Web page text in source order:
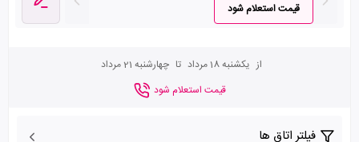
قیمت استعلام شود
از یکشنبه 18 مرداد تا چهارشنبه 21 مرداد
قیمت استعلام شود
فیلتر اتاق ها